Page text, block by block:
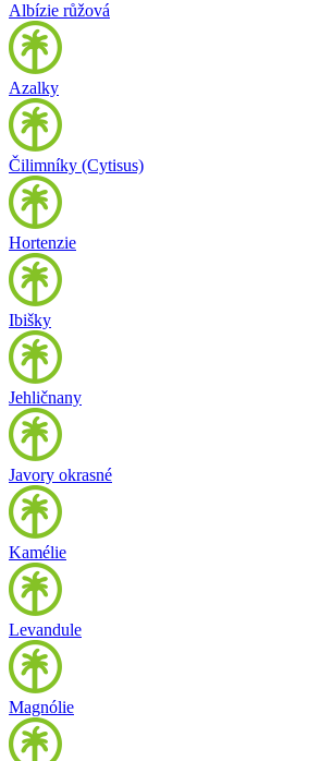
Albízie růžová
Azalky
Čilimníky (Cytisus)
Hortenzie
Ibišky
Jehličnany
Javory okrasné
Kamélie
Levandule
Magnólie